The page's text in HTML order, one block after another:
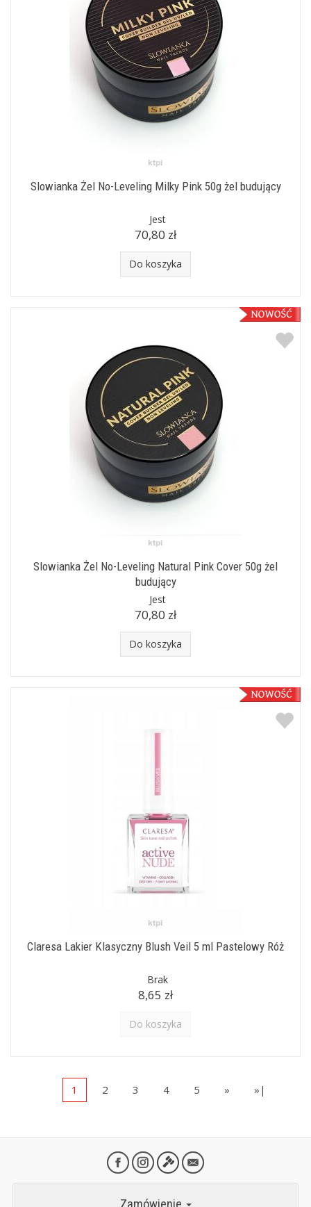
Slowianka Żel No-Leveling Milky Pink 50g żel budujący
Jest
70,80 zł
Do koszyka
Slowianka Żel No-Leveling Natural Pink Cover 50g żel
budujący
Jest
70,80 zł
Do koszyka
Claresa Lakier Klasyczny Blush Veil 5 ml Pastelowy Róż
Brak
8,65 zł
Do koszyka
1 2 3 4 5 » »|
Zamówienie